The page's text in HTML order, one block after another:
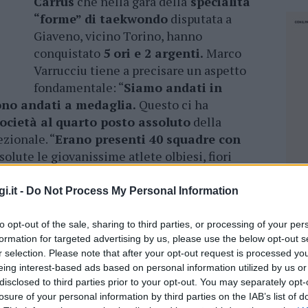
- Do Not Process My Personal Information
opt-out of the sale, sharing to third parties, or processing of your
for targeted advertising by us, please use the below opt-out
selection. Please note that after your opt-out request is processed
interest-based ads based on personal information utilized by us
to third parties prior to your opt-out. You may separately
of your personal information by third parties on the IAB’s list of
“forme” di taekwondo disputata a
Giaveno, vicino Torino, hanno
conquistato 5 ori e 2 argenti. Marco
Varrucciu tiene a precisare un aspetto
fondamentale: “Siamo andati in
andati a medaglia. Questo ci ha
al quarto posto assoluto della
“Erano presenti 40 squadre con
le giovanissime atlete olbiesi, fiori
più alto del podio, mentreRebecca
seconde”.
cosa consiste la specialità “forme” ? “Si
durata di circa 45 secondidavanti alla
difesa e calcidi cui vengono valutate
d’oro anche per ilMaestro Carrustra i